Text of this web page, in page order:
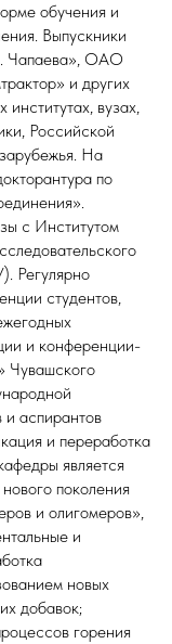
обучения и
Выпускники
Чапаева», ОАО
и других
институтах, вузах,
Российской
На
по
с Институтом
Регулярно
студентов,
и конференции-
Чувашского
и аспирантов
и переработка
является
поколения
и олигомеров»,
и
новых
добавок;
горения